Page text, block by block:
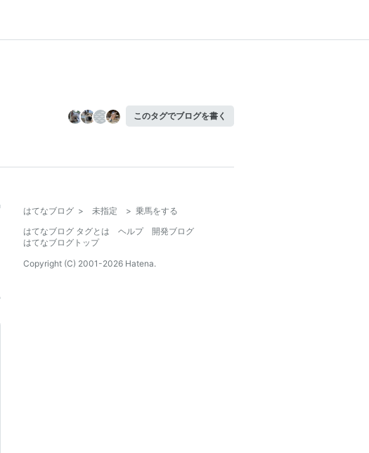
このタグでブログを書く
はてなブログ > 未指定 > 乗馬をする
はてなブログ タグとは
ヘルプ
開発ブログ
はてなブログトップ
Copyright (C) 2001-2026 Hatena.